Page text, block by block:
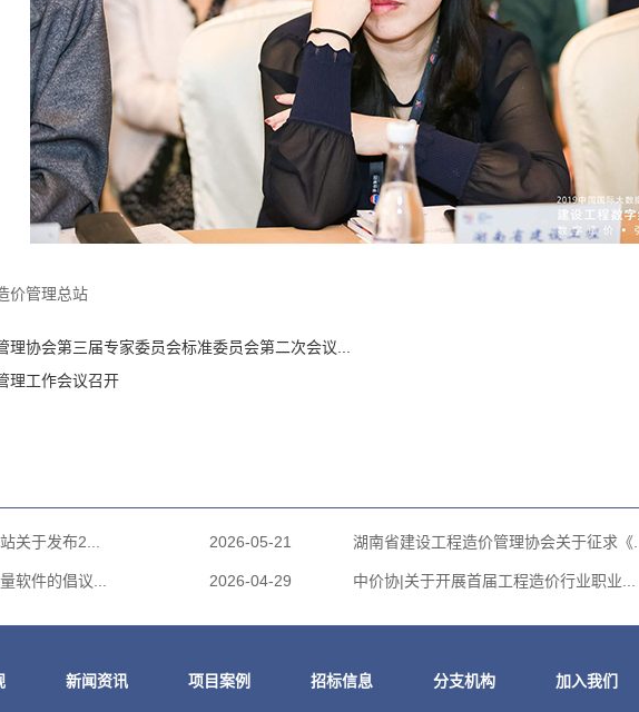
价管理总站
理协会第三届专家委员会标准委员会第二次会议...
理工作会议召开
关于发布2... 2026-05-21 湖南省建设工程造价管理协会关于征求《...
软件的倡议... 2026-04-29 中价协|关于开展首届工程造价行业职业...
新闻资讯 项目案例 招标信息 分支机构 加入我们